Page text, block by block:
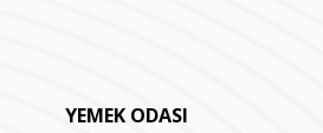
YEMEK ODASI